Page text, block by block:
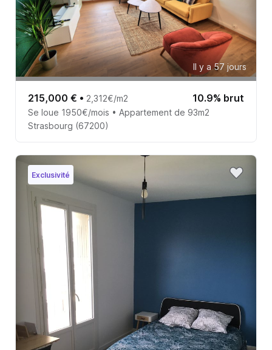
Il y a 57 jours
215,000 € • 2,312€/m2 10.9% brut
Se loue 1950€/mois • Appartement de 93m2
Strasbourg (67200)
Exclusivité